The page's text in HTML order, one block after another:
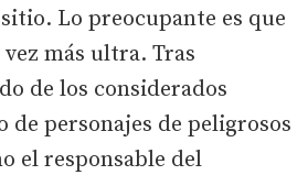
Lo preocupante es que
más ultra. Tras
de los considerados
de personajes de peligrosos
el responsable del